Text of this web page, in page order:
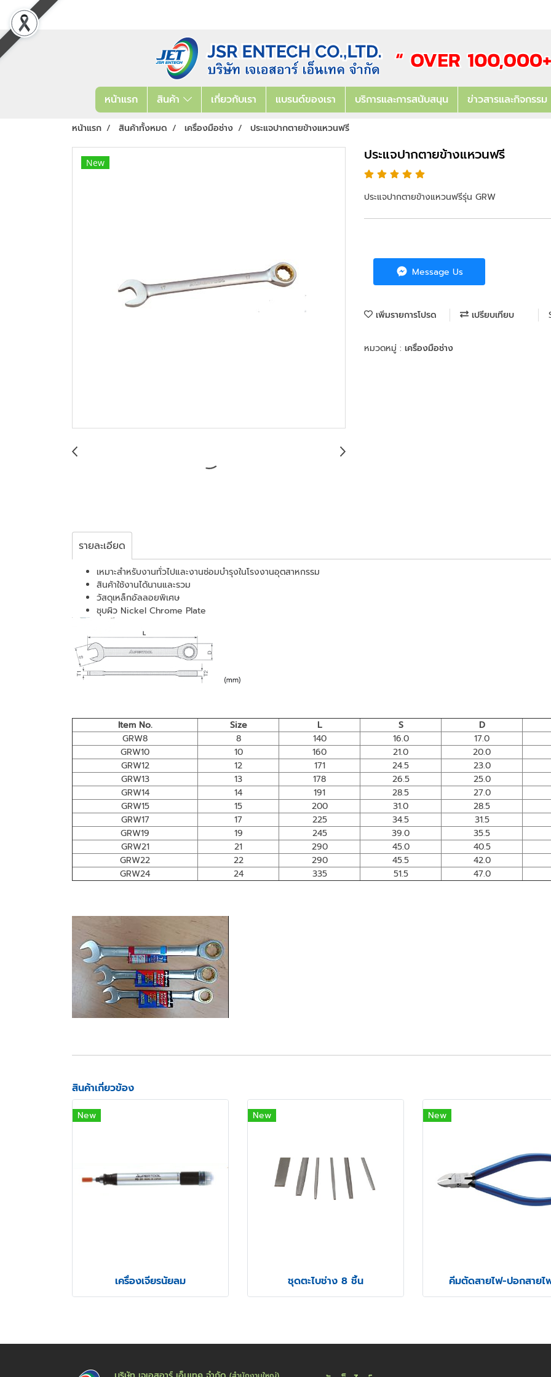
หน้าแรก สินค้า เกี่ยวกับเรา แบรนด์ของเรา บริการและการสนับสนุน ข่าวสารและกิจกรรม
หน้าแรก สินค้าทั้งหมด เครื่องมือช่าง ประแจปากตายข้างแหวนฟรี
New ประแจปากตายข้างแหวนฟรี
ประแจปากตายข้างแหวนฟรีรุ่น GRW
Message Us
เพิ่มรายการโปรด เปรียบเทียบ
หมวดหมู่ : เครื่องมือช่าง
รายละเอียด
เหมาะสำหรับงานทั่วไปและงานซ่อมบำรุงในโรงงานอุตสาหกรรม
สินค้าใช้งานได้นานและรวม
วัสดุเหล็กอัลลอยพิเศษ
ชุบผิว Nickel Chrome Plate
Item No. Size L S D
GRW8
8 140 16.0 17.0
GRW10
10 160 21.0 20.0
GRW12
12 171 24.5 23.0
GRW13
13 178 26.5 25.0
GRW14
14 191 28.5 27.0
GRW15
15 200 31.0 28.5
GRW17
17 225 34.5 31.5
GRW19
19 245 39.0 35.5
GRW21
21 290 45.0 40.5
GRW22
22 290 45.5 42.0
GRW24
24 335 51.5 47.0
สินค้าเกี่ยวข้อง
New
เครื่องเจียรนัยลม
New
ชุดตะไบช่าง 8 ชิ้น
New
คีมตัดสายไฟ-ปอกสายไ